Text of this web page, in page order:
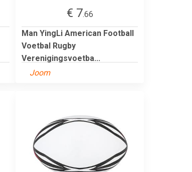
€ 7.66
Man YingLi American Football
Voetbal Rugby
Verenigingsvoetba...
Joom